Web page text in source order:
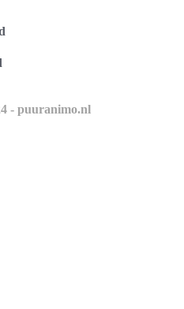
- puuranimo.nl